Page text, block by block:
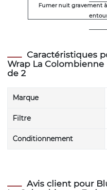
Fumer nuit gravement
Caractéristiques
Wrap La Colombienne
de 2
Marque
Filtre
Conditionnement
Avis client pour